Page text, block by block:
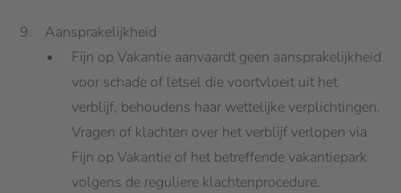
Aansprakelijkheid
Fijn op Vakantie aanvaardt geen aansprakelijkheid
voor schade of letsel die voortvloeit uit het
verblijf, behoudens haar wettelijke verplichtingen.
Vragen of klachten over het verblijf verlopen via
Fijn op Vakantie of het betreffende vakantiepark
volgens de reguliere klachtenprocedure.